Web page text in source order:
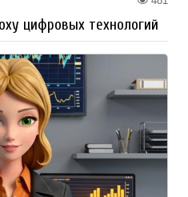
цифровых технологий